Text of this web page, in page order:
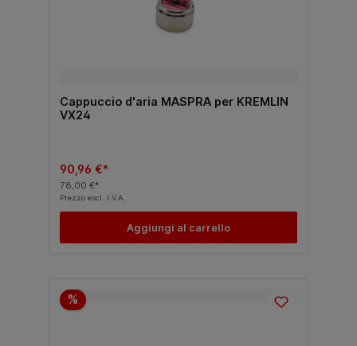
Cappuccio d'aria MASPRA per KREMLIN
VX24
90,96 €*
78,00 €*
Prezzo escl. I.V.A.
Aggiungi al carrello
%